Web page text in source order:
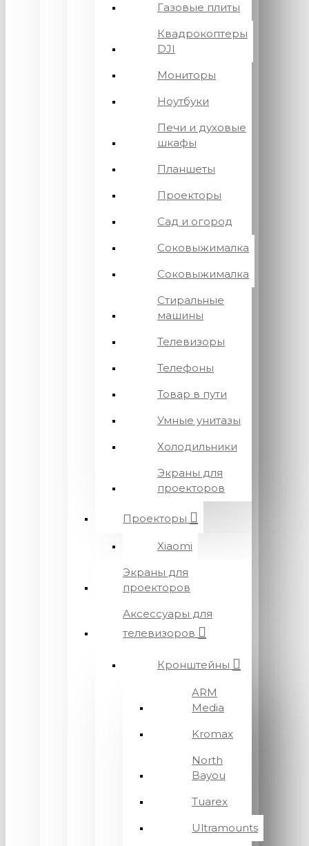
Газовые плиты
Квадрокоптеры
DJI
Мониторы
Ноутбуки
Печи и духовые
шкафы
Планшеты
Проекторы
Сад и огород
Соковыжималка
Соковыжималка
Стиральные
машины
Телевизоры
Телефоны
Товар в пути
Умные унитазы
Холодильники
Экраны для
проекторов
Проекторы
Xiaomi
Экраны для
проекторов
Аксессуары для
телевизоров
Кронштейны
ARM
Media
Kromax
North
Bayou
Tuarex
Ultramounts